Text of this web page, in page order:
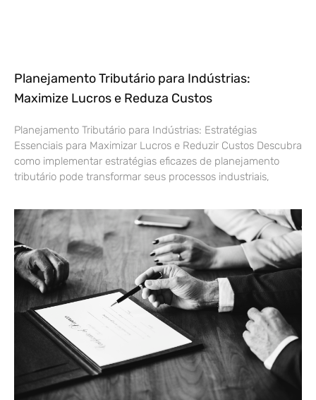
Planejamento Tributário para Indústrias:
Maximize Lucros e Reduza Custos
Planejamento Tributário para Indústrias: Estratégias
Essenciais para Maximizar Lucros e Reduzir Custos Descubra
como implementar estratégias eficazes de planejamento
tributário pode transformar seus processos industriais,